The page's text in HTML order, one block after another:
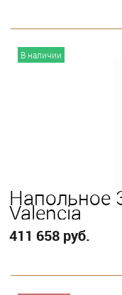
В наличии
Напольное
Valencia
411 658 руб.